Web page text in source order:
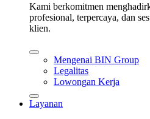
Kami berkomitmen
profesional, terpercaya, dan
klien.
Mengenai BIN Group
Legalitas
Lowongan Kerja
Layanan